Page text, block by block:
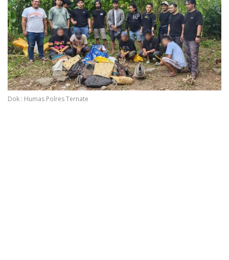
Dok : Humas Polres Ternate